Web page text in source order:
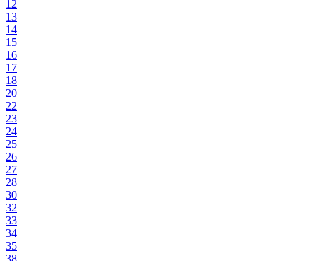
12
13
14
15
16
17
18
20
22
23
24
25
26
27
28
30
32
33
34
35
38